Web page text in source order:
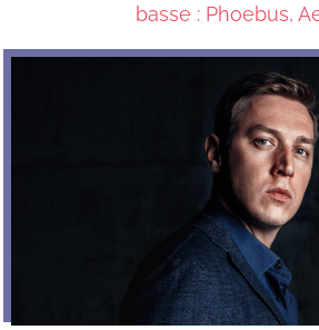
basse : Phoebus,